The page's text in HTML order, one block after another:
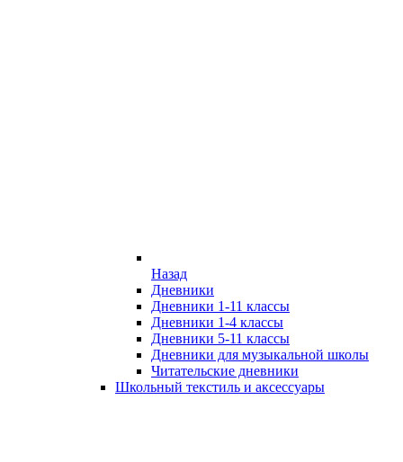
Назад
Дневники
Дневники 1-11 классы
Дневники 1-4 классы
Дневники 5-11 классы
Дневники для музыкальной школы
Читательские дневники
Школьный текстиль и аксессуары